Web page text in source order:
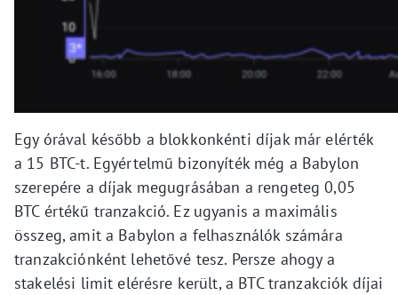
Egy órával később a blokkonkénti díjak már elérték
a 15 BTC-t. Egyértelmű bizonyíték még a Babylon
szerepére a díjak megugrásában a rengeteg 0,05
BTC értékű tranzakció. Ez ugyanis a maximális
összeg, amit a Babylon a felhasználók számára
tranzakciónként lehetővé tesz. Persze ahogy a
stakelési limit elérésre került, a BTC tranzakciók díjai